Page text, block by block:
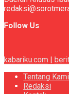
Follow Us
kabariku.com
Tentang Kami
Redaksi